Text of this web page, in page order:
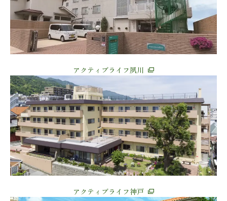
アクティブライフ夙川
アクティブライフ神戸